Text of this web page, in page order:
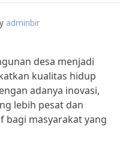
adminbir
desa menjadi
kualitas hidup
adanya inovasi,
lebih pesat dan
bagi masyarakat yang